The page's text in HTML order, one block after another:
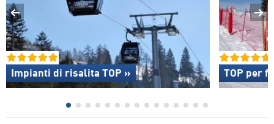
Impianti di risalita TOP » TOP per